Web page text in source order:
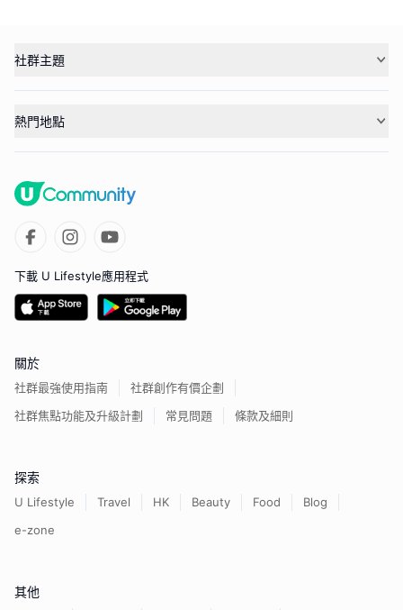
社群主題
熱門地點
下載 U Lifestyle應用程式
關於
社群最強使用指南
社群創作有價企劃
社群焦點功能及升級計劃
常見問題 條款及細則
探索
U Lifestyle Travel HK Beauty Food
Blog
e-zone
其他